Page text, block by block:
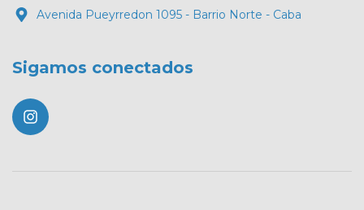
Avenida Pueyrredon 1095 - Barrio Norte - Caba
Sigamos conectados